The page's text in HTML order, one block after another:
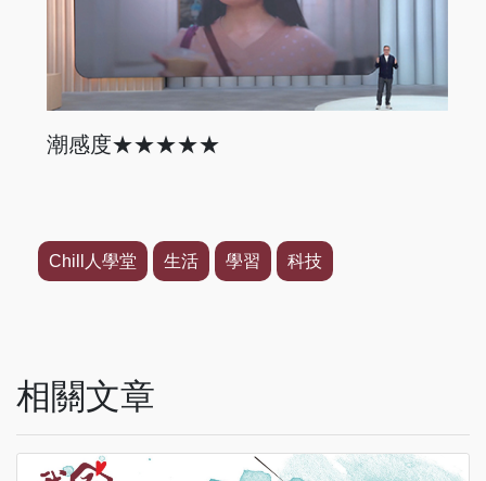
潮感度★★★★★
Chill人學堂 生活 學習 科技
相關文章